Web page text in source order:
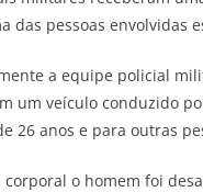
das pessoas envolvidas
a equipe policial
um veículo conduzido
26 anos e para outras
corporal o homem foi